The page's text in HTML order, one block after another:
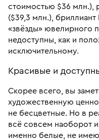
стоимостью $36 млн.),
($39,3 млн.),
«звёзды» ювелирного
недоступны, как и
исключительному.
Красивые и
Скорее всего, вы
художественную
не бесцветные. Но в
всё совсем наоборот
именно белые, не